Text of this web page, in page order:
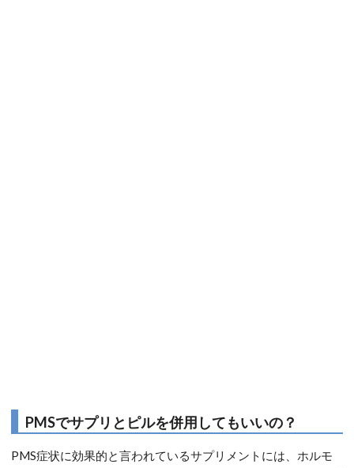
PMSでサプリとピルを併用してもいいの？
PMS症状に効果的と言われているサプリメントには、ホルモ